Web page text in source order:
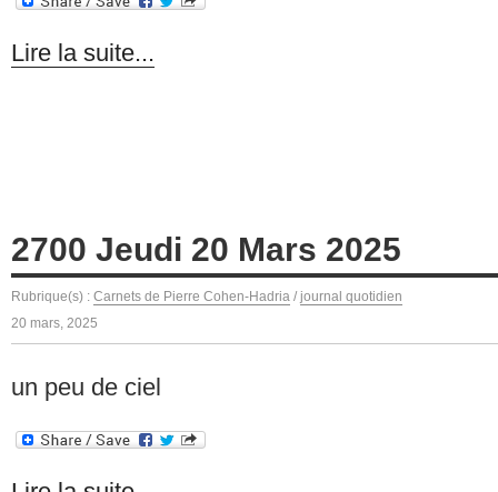
Lire la suite...
2700 Jeudi 20 Mars 2025
Rubrique(s) : Carnets de Pierre Cohen-Hadria / journal quotidien
20 mars, 2025
un peu de ciel